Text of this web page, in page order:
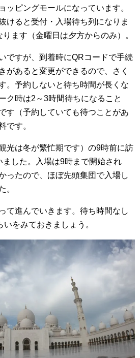
ッピングモールになっています。
けると受付・入場待ち列になりま
ます（金曜日は夕方からのみ）。
ですが、到着時にQRコードで手続
があると変更ができるので、さく
。予約しないと待ち時間が長くな
ク時は2～3時間待ちになること
す（予約していても待つことがあ
です。
光は冬が繁忙期です）の9時前に訪
ました。入場は9時まで開始され
ったので、ほぼ先頭集団で入場し
。
て進んでいきます。待ち時間なし
をみておきましょう。